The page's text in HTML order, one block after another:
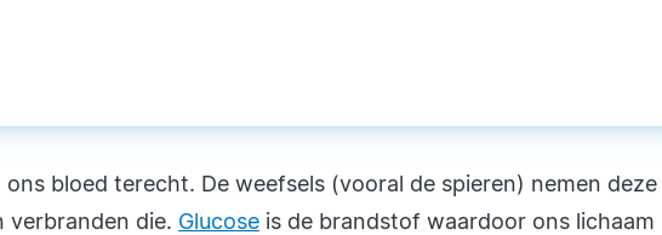
bloed terecht. De weefsels (vooral de spieren) nemen deze
verbranden die. Glucose is de brandstof waardoor ons lichaam